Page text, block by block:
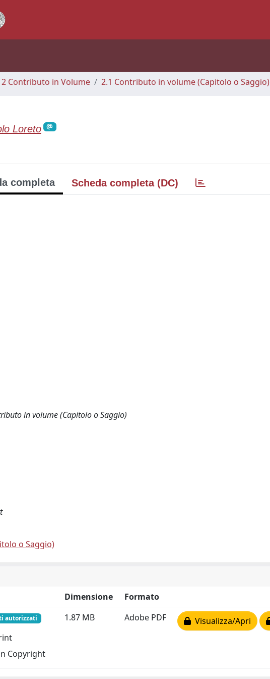
2 Contributo in Volume 2.1 Contributo in volume (Capitolo o Saggio)
Loreto
completa Scheda completa (DC)
in volume (Capitolo o Saggio)
o Saggio)
Dimensione
Formato
autorizzati
Copyright
1.87 MB Adobe PDF Visualizza/Apri